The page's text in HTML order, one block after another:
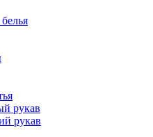
рукав
рукав